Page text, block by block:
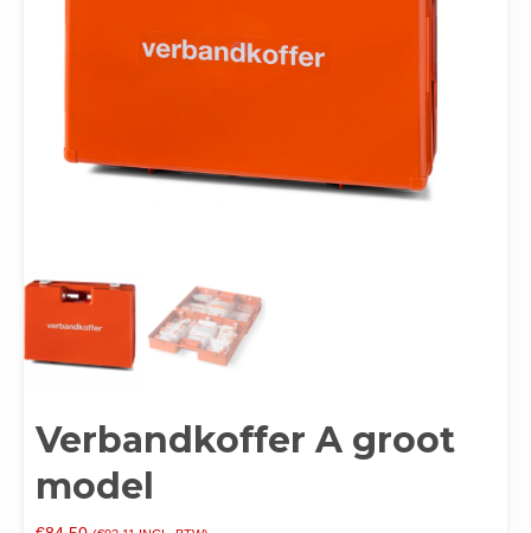
Verbandkoffer A groot
model